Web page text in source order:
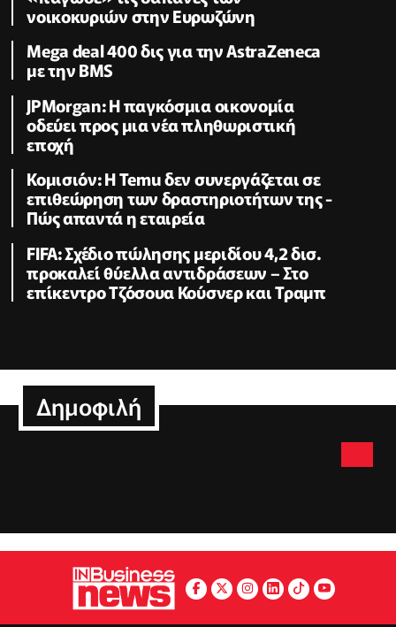
νοικοκυριών στην Ευρωζώνη
Mega deal 400 δις για την AstraZeneca
με την BMS
JPMorgan: Η παγκόσμια οικονομία
οδεύει προς μια νέα πληθωριστική
εποχή
Κομισιόν: Η Temu δεν συνεργάζεται σε
επιθεώρηση των δραστηριοτήτων της -
Πώς απαντά η εταιρεία
FIFA: Σχέδιο πώλησης μεριδίου 4,2 δισ.
προκαλεί θύελλα αντιδράσεων – Στο
επίκεντρο Τζόσουα Κούσνερ και Τραμπ
Δημοφιλή